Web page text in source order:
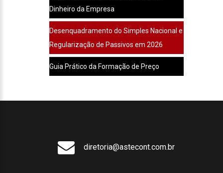
Dinheiro da Empresa
Desenquadramento do Simples Nacional e
Regularização de Passivos em 2026
Guia Prático da Formação de Preço
diretoria@astecont.com.br